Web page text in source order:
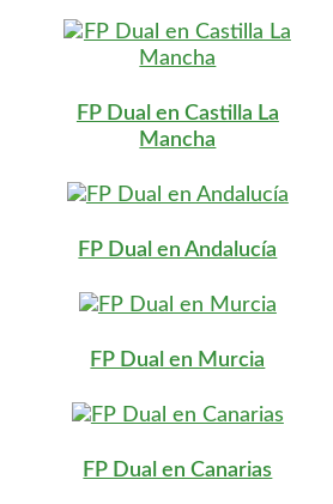
FP Dual en Castilla La
Mancha
FP Dual en Andalucía
FP Dual en Murcia
FP Dual en Canarias